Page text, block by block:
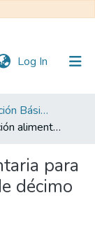
Log In (current)
Maestría en Educación Básica
Guía de orientación alimentaria para la familia de estudiantes de décimo grado
para
décimo